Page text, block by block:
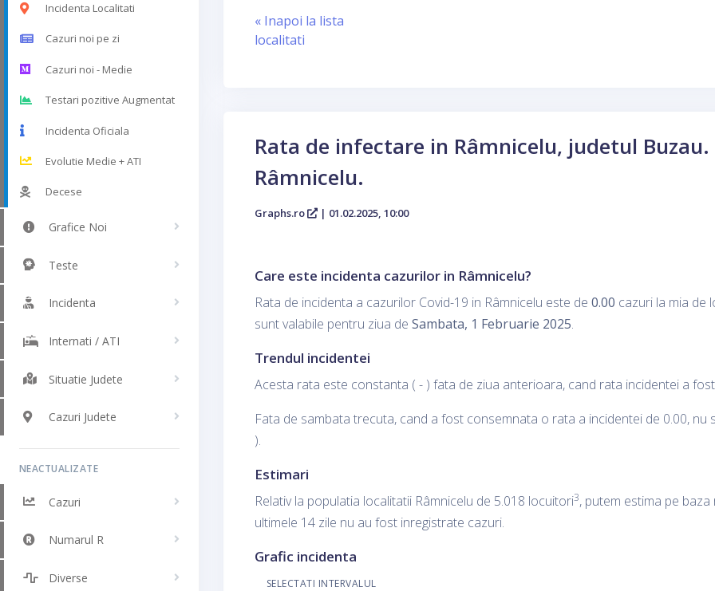
Incidenta Localitati
Cazuri noi pe zi
Cazuri noi - Medie
Testari pozitive Augmentat
Incidenta Oficiala
Evolutie Medie + ATI
Decese
Grafice Noi
Teste
Incidenta
Internati / ATI
Situatie Judete
Cazuri Judete
NEACTUALIZATE
Cazuri
Numarul R
Diverse
« Inapoi la lista
localitati
Rata de infectare in Râmnicelu, judetul
Râmnicelu.
Graphs.ro | 01.02.2025, 10:00
Care este incidenta cazurilor in Râmnicelu?
Rata de incidenta a cazurilor Covid-19 in Râmnicelu este de 0.00 cazuri la mia de
sunt valabile pentru ziua de Sambata, 1 Februarie 2025.
Trendul incidentei
Acesta rata este constanta ( - ) fata de ziua anterioara, cand rata incidentei a
Fata de sambata trecuta, cand a fost consemnata o rata a incidentei de 0.00, nu
).
Estimari
Relativ la populatia localitatii Râmnicelu de 5.018 locuitori3, putem estima pe
ultimele 14 zile nu au fost inregistrate cazuri.
Grafic incidenta
SELECTATI INTERVALUL